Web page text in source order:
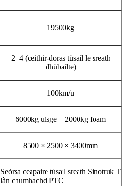
19500kg
2+4 (ceithir-doras tùsail le sreath
dhùbailte)
100km/u
6000kg uisge + 2000kg foam
8500 × 2500 × 3400mm
Seòrsa ceapaire tùsail sreath Sinotruk T
làn chumhachd PTO